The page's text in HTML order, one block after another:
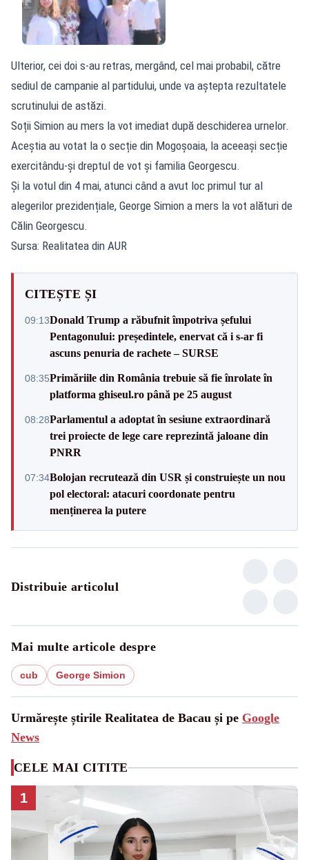
Ulterior, cei doi s-au retras, mergând, cel mai probabil, către
sediul de campanie al partidului, unde va aștepta rezultatele
scrutinului de astăzi.
Soții Simion au mers la vot imediat după deschiderea urnelor.
Aceștia au votat la o secție din Mogoșoaia, la aceeași secție
exercitându-și dreptul de vot și familia Georgescu.
Și la votul din 4 mai, atunci când a avut loc primul tur al
alegerilor prezidențiale, George Simion a mers la vot alături de
Călin Georgescu.
Sursa: Realitatea din AUR
CITEȘTE ȘI
09:13Donald Trump a răbufnit împotriva șefului
Pentagonului: președintele, enervat că i s-ar fi
ascuns penuria de rachete – SURSE
08:35Primăriile din România trebuie să fie înrolate în
platforma ghiseul.ro până pe 25 august
08:28Parlamentul a adoptat în sesiune extraordinară
trei proiecte de lege care reprezintă jaloane din
PNRR
07:34Bolojan recrutează din USR și construiește un nou
pol electoral: atacuri coordonate pentru
menținerea la putere
Distribuie articolul
Mai multe articole despre
cub George Simion
Urmărește știrile Realitatea de Bacau și pe Google
News
CELE MAI CITITE
1